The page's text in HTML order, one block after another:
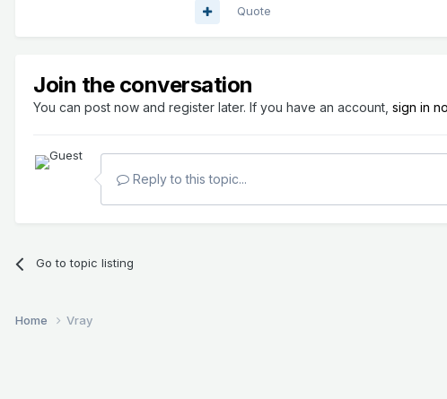
Quote
Join the conversation
You can post now and register later. If you have an account, sign in
Reply to this topic...
Go to topic listing
Home Vray